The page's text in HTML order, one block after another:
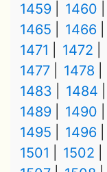
1459
1460
1465
1466
1471
1472
1477
1478
1483
1484
1489
1490
1495
1496
1501
1502